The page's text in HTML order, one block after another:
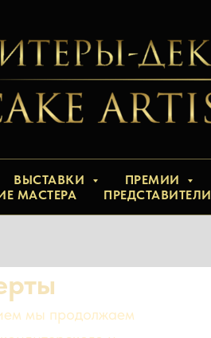
ВЫСТАВКИ ПРЕМИИ
МАСТЕРА ПРЕДСТАВИТЕЛИ
мы продолжаем